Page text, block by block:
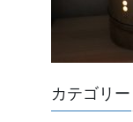
カテゴリー